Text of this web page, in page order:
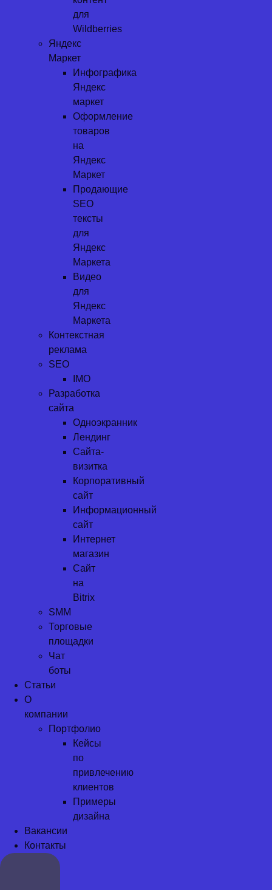
для
Wildberries
Яндекс
Маркет
Инфографика
Яндекс
маркет
Оформление
товаров
на
Яндекс
Маркет
Продающие
SEO
тексты
для
Яндекс
Маркета
Видео
для
Яндекс
Маркета
Контекстная
реклама
SEO
IMO
Разработка
сайта
Одноэкранник
Лендинг
Сайта-
визитка
Корпоративный
сайт
Информационный
сайт
Интернет
магазин
Сайт
на
Bitrix
SMM
Торговые
площадки
Чат
боты
Статьи
О
компании
Портфолио
Кейсы
по
привлечению
клиентов
Примеры
дизайна
Вакансии
Контакты